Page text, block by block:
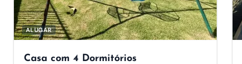
ALUGAR
Casa com 4 Dormitórios